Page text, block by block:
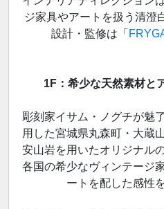
ジ家具やアートを扱う清澄
設計・監修は「
1F：希少な天然素材と
彫刻家イサム・ノグチが魅
用した宮城県丸森町・大蔵
安山岩を用いたオリジナル
各国の希少なヴィンテージ
ートを配した感性